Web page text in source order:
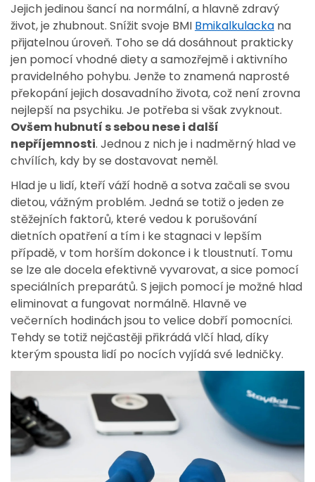
Jejich jedinou šancí na normální, a hlavně zdravý
život, je zhubnout. Snížit svoje BMI Bmikalkulacka na
přijatelnou úroveň. Toho se dá dosáhnout prakticky
jen pomocí vhodné diety a samozřejmě i aktivního
pravidelného pohybu. Jenže to znamená naprosté
překopání jejich dosavadního života, což není zrovna
nejlepší na psychiku. Je potřeba si však zvyknout.
Ovšem hubnutí s sebou nese i další
nepříjemnosti. Jednou z nich je i nadměrný hlad ve
chvílích, kdy by se dostavovat neměl.
Hlad je u lidí, kteří váží hodně a sotva začali se svou
dietou, vážným problém. Jedná se totiž o jeden ze
stěžejních faktorů, které vedou k porušování
dietních opatření a tím i ke stagnaci v lepším
případě, v tom horším dokonce i k tloustnutí. Tomu
se lze ale docela efektivně vyvarovat, a sice pomocí
speciálních preparátů. S jejich pomocí je možné hlad
eliminovat a fungovat normálně. Hlavně ve
večerních hodinách jsou to velice dobří pomocníci.
Tehdy se totiž nejčastěji přikrádá vlčí hlad, díky
kterým spousta lidí po nocích vyjídá své ledničky.